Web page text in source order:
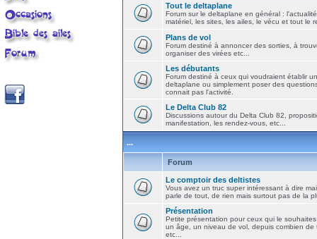
Tout le deltaplane
Forum sur le deltaplane en général :
matériel, les sites, les ailes, le vécu et tout le
Plans de vol
Forum destiné à annoncer des sorties, à
organiser des virées etc...
Les débutants
Forum destiné à ceux qui voudraient établir
deltaplane ou simplement poser des
connait pas l'activité.
Le Delta Club 82
Discussions autour du Delta Club 82,
manifestation, les rendez-vous, etc...
...
Forum
Le comptoir des deltistes
Vous avez un truc super intéressant à dire
parle de tout, de rien mais surtout pas de la
Présentation
Petite présentation pour ceux qui le
un âge, un niveau de vol, depuis combien de
etc...